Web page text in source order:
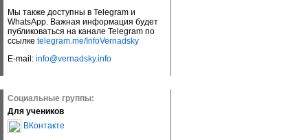
Мы также доступны в Telegram и
WhatsApp. Важная информация будет
публиковаться на канале Telegram по
ссылке telegram.me/InfoVernadsky
E-mail: info@vernadsky.info
Социальные группы:
Для учеников
ВКонтакте